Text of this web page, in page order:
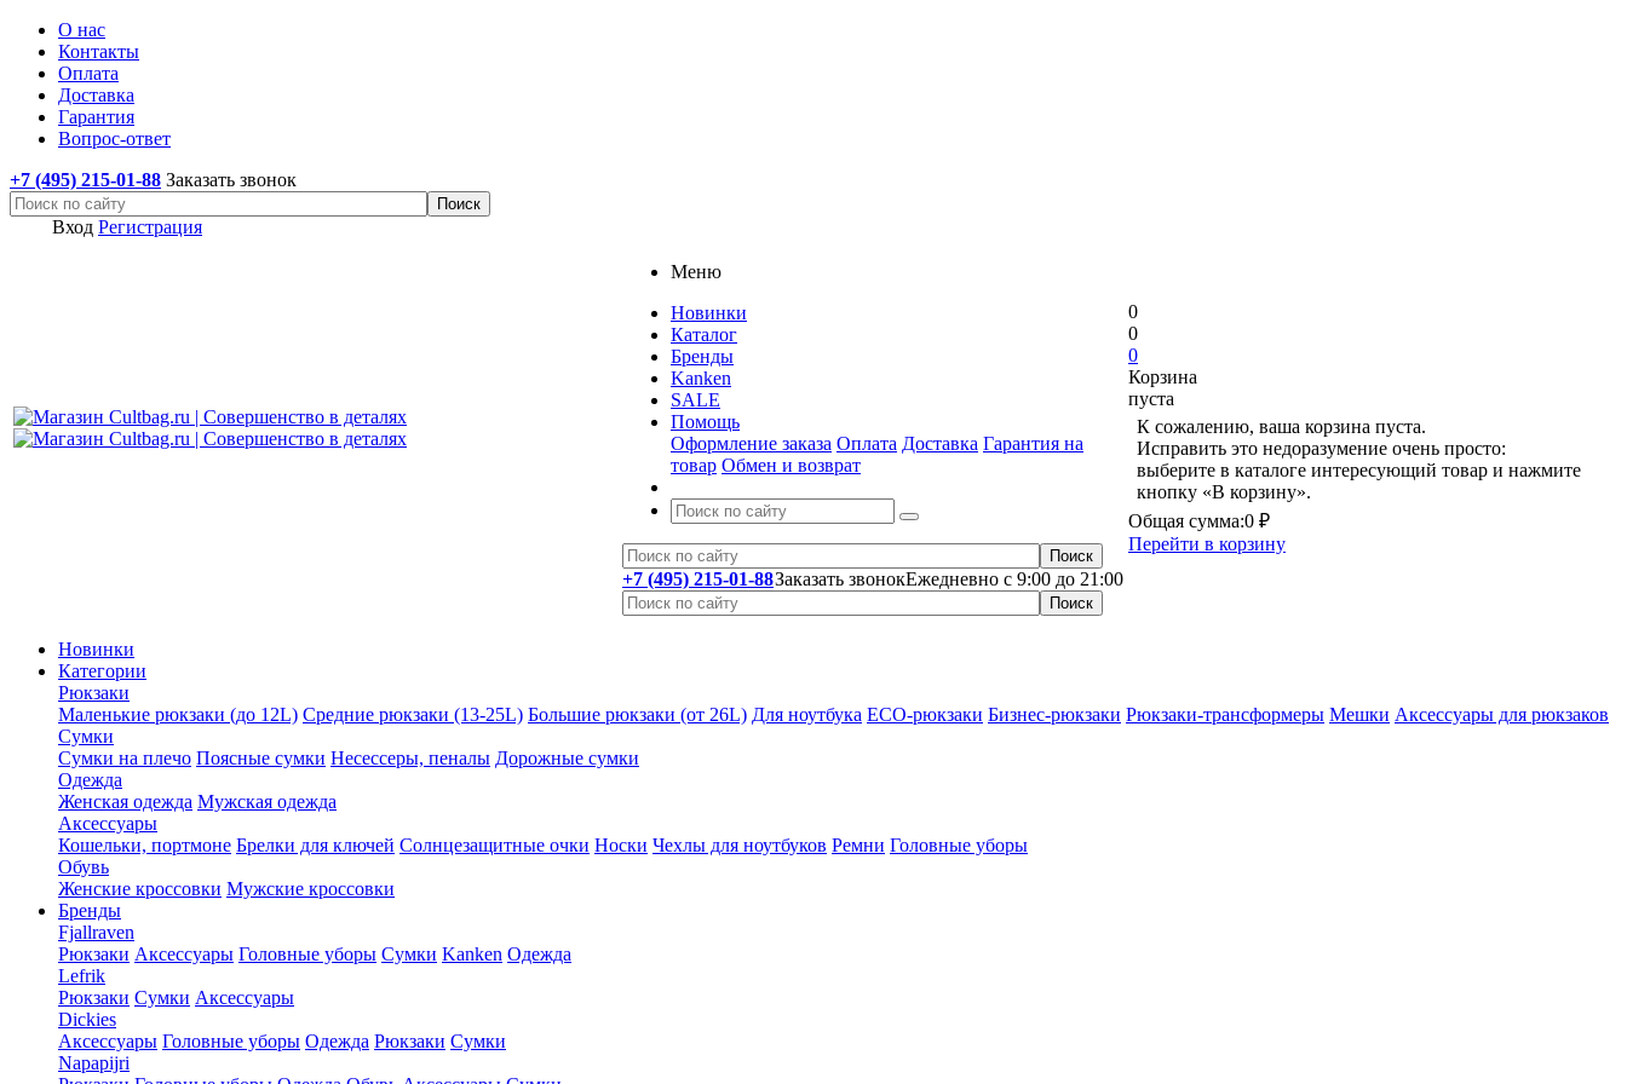
О нас
Контакты
Оплата
Доставка
Гарантия
Вопрос-ответ
+7 (495) 215-01-88 Заказать звонок
Вход Регистрация
Меню
Новинки
Каталог
Бренды
Kanken
SALE
Помощь
Оформление заказа Оплата Доставка Гарантия на
товар Обмен и возврат
Ежедневно с 9:00 до 21:00
+7 (495) 215-01-88Заказать звонок
0
0
0
Корзина
пуста
К сожалению, ваша корзина пуста.
Исправить это недоразумение очень просто:
выберите в каталоге интересующий товар и нажмите
кнопку «В корзину».
Общая сумма:0 ₽
Перейти в корзину
Новинки
Категории
Рюкзаки
Маленькие рюкзаки (до 12L) Средние рюкзаки (13-25L) Большие рюкзаки (от 26L) Для ноутбука ECO-рюкзаки Бизнес-рюкзаки Рюкзаки-трансформеры Мешки Аксессуары для рюкзаков
Сумки
Сумки на плечо Поясные сумки Несессеры, пеналы Дорожные сумки
Одежда
Женская одежда Мужская одежда
Аксессуары
Кошельки, портмоне Брелки для ключей Солнцезащитные очки Носки Чехлы для ноутбуков Ремни Головные уборы
Обувь
Женские кроссовки Мужские кроссовки
Бренды
Fjallraven
Рюкзаки Аксессуары Головные уборы Сумки Kanken Одежда
Lefrik
Рюкзаки Сумки Аксессуары
Dickies
Аксессуары Головные уборы Одежда Рюкзаки Сумки
Napapijri